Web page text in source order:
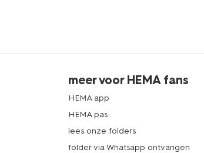
meer voor HEMA fans
HEMA app
HEMA pas
lees onze folders
folder via Whatsapp ontvangen